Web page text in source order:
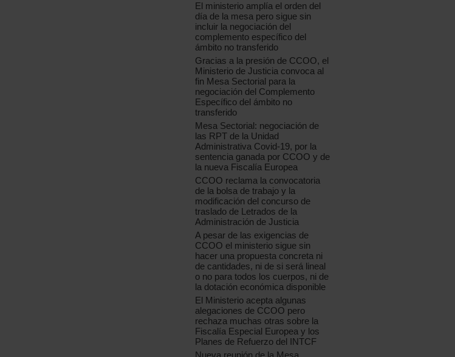
El ministerio amplía el orden del
día de la mesa pero sigue sin
incluir la negociación del
complemento específico del
ámbito no transferido
Gracias a la presión de CCOO, el
Ministerio de Justicia convoca al
fin Mesa Sectorial para la
negociación del Complemento
Específico del ámbito no
transferido
Mesa Sectorial: negociación de
las RPT de la Unidad
Administrativa Covid-19, por la
sentencia ganada por CCOO y de
la nueva Fiscalía Europea
CCOO reclama la convocatoria
de la bolsa de trabajo y la
modificación del concurso de
traslado de Letrados de la
Administración de Justicia
A pesar de las exigencias de
CCOO el ministerio sigue sin
hacer una propuesta concreta ni
de cantidades, ni de si será lineal
o no para todos los cuerpos, ni de
la dotación económica disponible
El Ministerio acepta algunas
alegaciones de CCOO pero
rechaza muchas otras sobre la
Fiscalía Especial Europea y los
Planes de Refuerzo del INTCF